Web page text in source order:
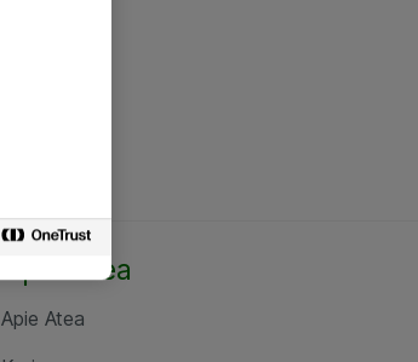
Apie Atea
Apie Atea